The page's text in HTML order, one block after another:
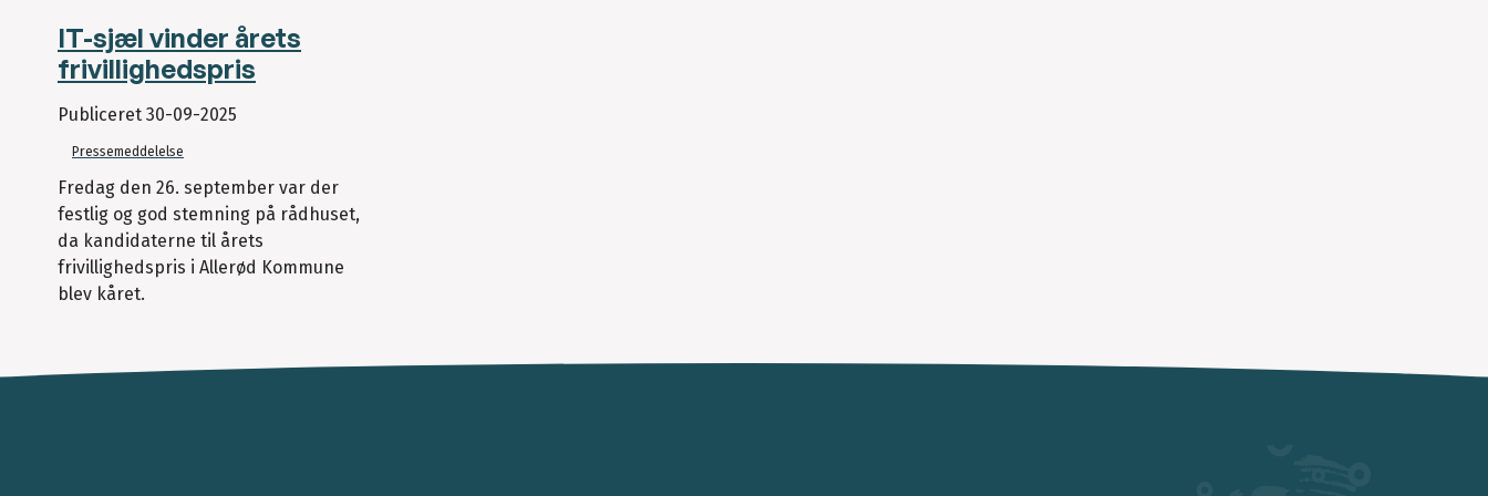
IT-sjæl vinder årets
frivillighedspris
Publiceret 30-09-2025
Pressemeddelelse
Fredag den 26. september var der
festlig og god stemning på rådhuset,
da kandidaterne til årets
frivillighedspris i Allerød Kommune
blev kåret.